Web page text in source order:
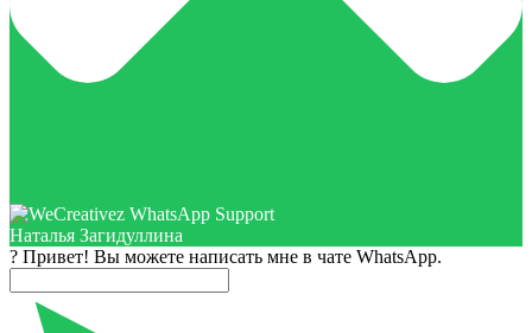
Наталья Загидуллина
? Привет! Вы можете написать мне в чате WhatsApp.